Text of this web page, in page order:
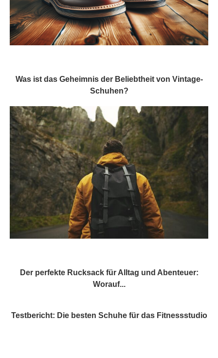
Was ist das Geheimnis der Beliebtheit von Vintage-
Schuhen?
Der perfekte Rucksack für Alltag und Abenteuer:
Worauf...
Testbericht: Die besten Schuhe für das Fitnessstudio